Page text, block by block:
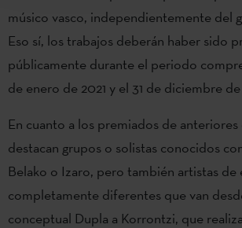
músico vasco, independientemente del
Eso sí, los trabajos deberán haber sido
públicamente durante el periodo
de enero de 2021 y el 31 de diciembre de
En cuanto a los premiados de
destacan grupos o solistas conocidos
Belako o Izaro, pero también artistas de
completamente diferentes que van
conceptual Dupla a Korrontzi, que